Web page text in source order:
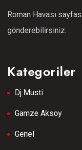
Roman Havası
gönderebilirsiniz.
Kategoriler
Dj Musti
Gamze Aksoy
Genel